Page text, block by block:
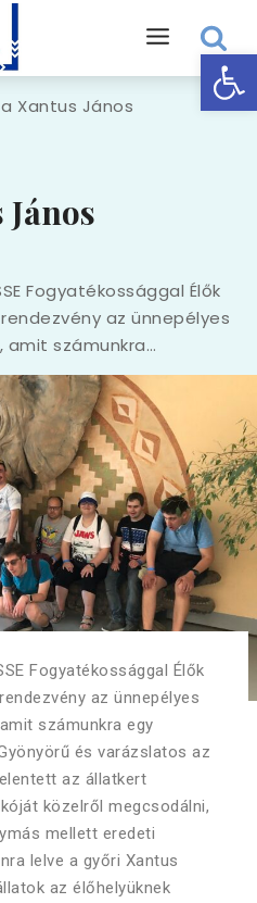
Xantus János
Fogyatékossággal Élők
az ünnepélyes
számunkra…
Fogyatékossággal Élők
az ünnepélyes
számunkra egy
és varázslatos az
az állatkert
közelről megcsodálni,
mellett eredeti
lelve a győri Xantus
az élőhelyüknek